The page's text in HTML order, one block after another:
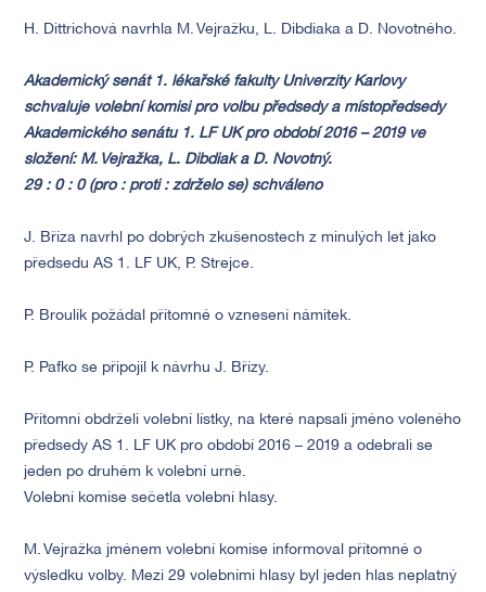
H. Dittrichová navrhla M. Vejražku, L. Dibdiaka a D. Novotného.
Akademický senát 1. lékařské fakulty Univerzity Karlovy
schvaluje volební komisi pro volbu předsedy a místopředsedy
Akademického senátu 1. LF UK pro období 2016 – 2019 ve
složení: M. Vejražka, L. Dibdiak a D. Novotný.
29 : 0 : 0 (pro : proti : zdrželo se) schváleno
J. Bříza navrhl po dobrých zkušenostech z minulých let jako
předsedu AS 1. LF UK, P. Strejce.
P. Broulík požádal přítomné o vznesení námitek.
P. Pafko se připojil k návrhu J. Břízy.
Přítomní obdrželi volební lístky, na které napsali jméno voleného
předsedy AS 1. LF UK pro období 2016 – 2019 a odebrali se
jeden po druhém k volební urně.
Volební komise sečetla volební hlasy.
M. Vejražka jménem volební komise informoval přítomné o
výsledku volby. Mezi 29 volebními hlasy byl jeden hlas neplatný